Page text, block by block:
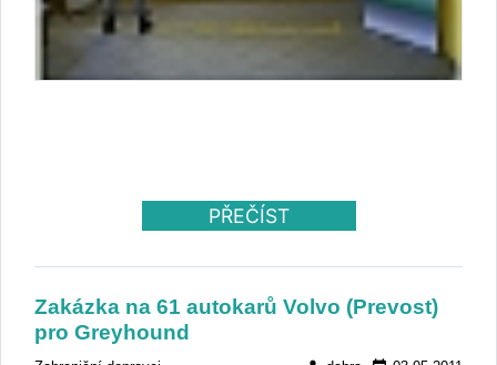
PŘEČÍST
Zakázka na 61 autokarů Volvo (Prevost)
pro Greyhound